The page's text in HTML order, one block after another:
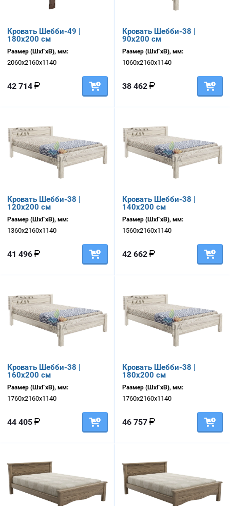
Кровать Шебби-49 |
180х200 см
Размер (ШхГхВ), мм:
2060х2160х1140
42 714
Кровать Шебби-38 |
90х200 см
Размер (ШхГхВ), мм:
1060х2160х1140
38 462
Кровать Шебби-38 |
120х200 см
Размер (ШхГхВ), мм:
1360х2160х1140
41 496
Кровать Шебби-38 |
140х200 см
Размер (ШхГхВ), мм:
1560х2160х1140
42 662
Кровать Шебби-38 |
160х200 см
Размер (ШхГхВ), мм:
1760х2160х1140
44 405
Кровать Шебби-38 |
180х200 см
Размер (ШхГхВ), мм:
1760х2160х1140
46 757